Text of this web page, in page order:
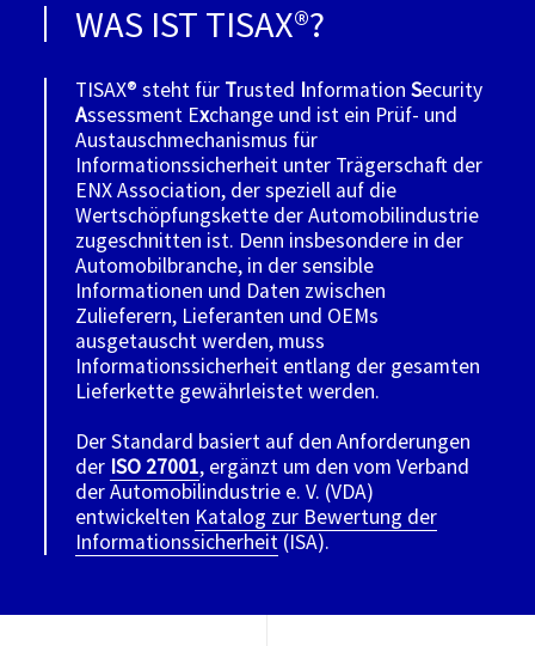
WAS IST TISAX®?
TISAX® steht für Trusted InformationSecurity
Assessment Exchange und ist ein Prüf- und
Austauschmechanismus für
Informationssicherheit unter Trägerschaft der
ENX Association, der speziell auf die
Wertschöpfungskette der Automobilindustrie
zugeschnitten ist. Denn insbesondere in der
Automobilbranche, in der sensible
Informationen und Daten zwischen
Zulieferern, Lieferanten und OEMs
ausgetauscht werden, muss
Informationssicherheit entlang der gesamten
Lieferkette gewährleistet werden.
Der Standard basiert auf den Anforderungen
der ISO 27001, ergänzt um den vom Verband
der Automobilindustrie e. V. (VDA)
entwickelten Katalog zur Bewertung der
Informationssicherheit (ISA).